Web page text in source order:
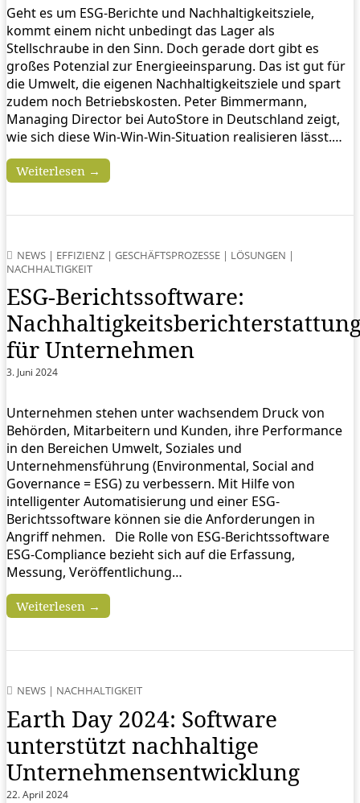
Geht es um ESG-Berichte und Nachhaltigkeitsziele,
kommt einem nicht unbedingt das Lager als
Stellschraube in den Sinn. Doch gerade dort gibt es
großes Potenzial zur Energieeinsparung. Das ist gut für
die Umwelt, die eigenen Nachhaltigkeitsziele und spart
zudem noch Betriebskosten. Peter Bimmermann,
Managing Director bei AutoStore in Deutschland zeigt,
wie sich diese Win-Win-Win-Situation realisieren lässt.…
Weiterlesen →
NEWS | EFFIZIENZ | GESCHÄFTSPROZESSE | LÖSUNGEN |
NACHHALTIGKEIT
ESG-Berichtssoftware:
für Unternehmen
3. Juni 2024
Unternehmen stehen unter wachsendem Druck von
Behörden, Mitarbeitern und Kunden, ihre Performance
in den Bereichen Umwelt, Soziales und
Unternehmensführung (Environmental, Social and
Governance = ESG) zu verbessern. Mit Hilfe von
intelligenter Automatisierung und einer ESG-
Berichtssoftware können sie die Anforderungen in
Angriff nehmen. Die Rolle von ESG-Berichtssoftware
ESG-Compliance bezieht sich auf die Erfassung,
Messung, Veröffentlichung…
Weiterlesen →
NEWS | NACHHALTIGKEIT
Earth Day 2024: Software
unterstützt nachhaltige
Unternehmensentwicklung
22. April 2024